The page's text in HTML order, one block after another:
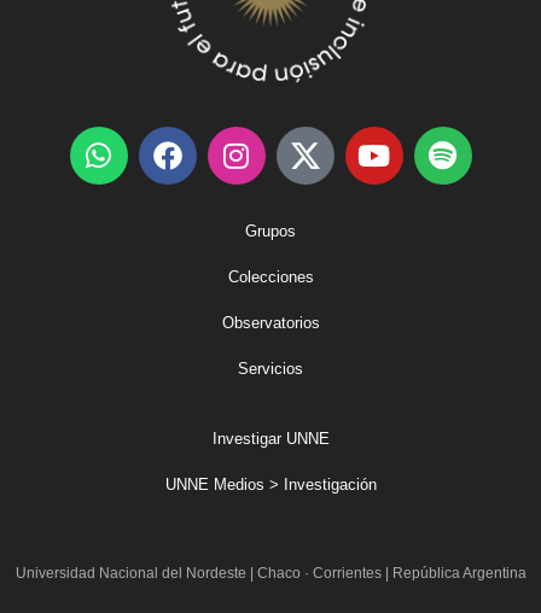
Grupos
Colecciones
Observatorios
Servicios
Investigar UNNE
UNNE Medios > Investigación
Universidad Nacional del Nordeste Chaco · Corrientes | República Argentina